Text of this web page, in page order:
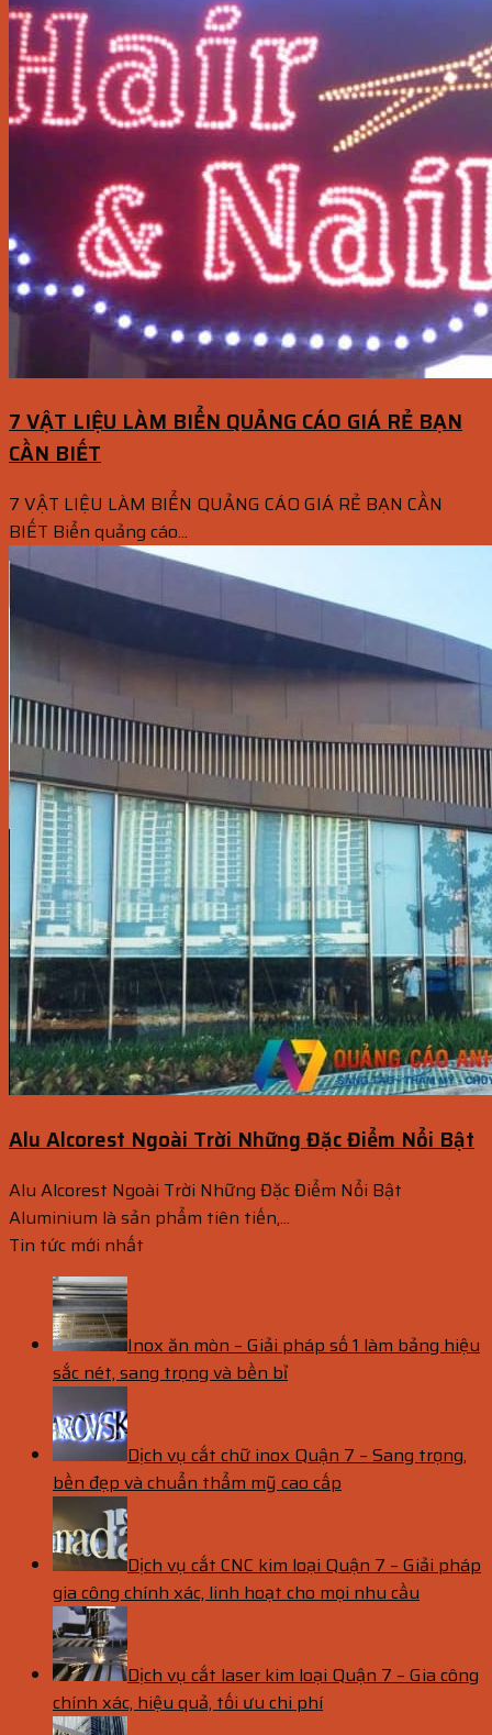
7 VẬT LIỆU LÀM BIỂN QUẢNG CÁO GIÁ RẺ BẠN
CẦN BIẾT
7 VẬT LIỆU LÀM BIỂN QUẢNG CÁO GIÁ RẺ BẠN CẦN
BIẾT Biển quảng cáo...
Alu Alcorest Ngoài Trời Những Đặc Điểm Nổi Bật
Alu Alcorest Ngoài Trời Những Đặc Điểm Nổi Bật
Aluminium là sản phẩm tiên tiến,...
Tin tức mới nhất
Inox ăn mòn – Giải pháp số 1 làm bảng hiệu
sắc nét, sang trọng và bền bỉ
Dịch vụ cắt chữ inox Quận 7 – Sang trọng,
bền đẹp và chuẩn thẩm mỹ cao cấp
Dịch vụ cắt CNC kim loại Quận 7 – Giải pháp
gia công chính xác, linh hoạt cho mọi nhu cầu
Dịch vụ cắt laser kim loại Quận 7 – Gia công
chính xác, hiệu quả, tối ưu chi phí